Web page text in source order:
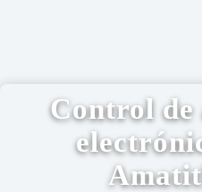
Control de